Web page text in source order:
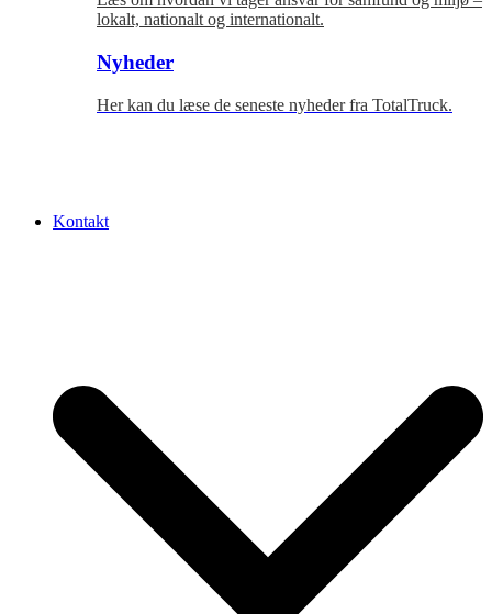
lokalt, nationalt og internationalt.
Nyheder
Her kan du læse de seneste nyheder fra TotalTruck.
Kontakt